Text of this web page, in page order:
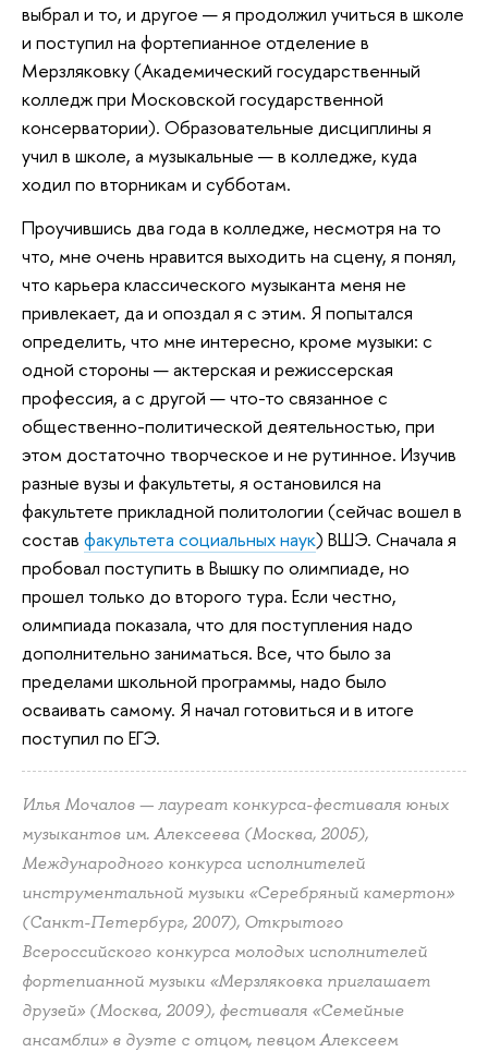
выбрал и то, и другое — я продолжил учиться в школе
и поступил на фортепианное отделение в
Мерзляковку (Академический государственный
колледж при Московской государственной
консерватории). Образовательные дисциплины я
учил в школе, а музыкальные — в колледже, куда
ходил по вторникам и субботам.
Проучившись два года в колледже, несмотря на то
что, мне очень нравится выходить на сцену, я понял,
что карьера классического музыканта меня не
привлекает, да и опоздал я с этим. Я попытался
определить, что мне интересно, кроме музыки: с
одной стороны — актерская и режиссерская
профессия, а с другой — что-то связанное с
общественно-политической деятельностью, при
этом достаточно творческое и не рутинное. Изучив
разные вузы и факультеты, я остановился на
факультете прикладной политологии (сейчас вошел в
состав факультета социальных наук) ВШЭ. Сначала я
пробовал поступить в Вышку по олимпиаде, но
прошел только до второго тура. Если честно,
олимпиада показала, что для поступления надо
дополнительно заниматься. Все, что было за
пределами школьной программы, надо было
осваивать самому. Я начал готовиться и в итоге
поступил по ЕГЭ.
Илья Мочалов — лауреат конкурса-фестиваля юных
музыкантов им. Алексеева (Москва, 2005),
Международного конкурса исполнителей
инструментальной музыки «Серебряный камертон»
(Санкт-Петербург, 2007), Открытого
Всероссийского конкурса молодых исполнителей
фортепианной музыки «Мерзляковка приглашает
друзей» (Москва, 2009), фестиваля «Семейные
ансамбли» в дуэте с отцом, певцом Алексеем